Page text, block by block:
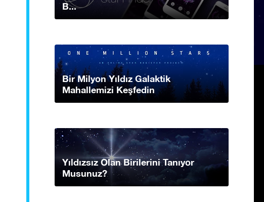
B...
Bir Milyon Yıldız Galaktik
Mahallemizi Keşfedin
Yıldızsız Olan Birilerini Tanıyor
Musunuz?